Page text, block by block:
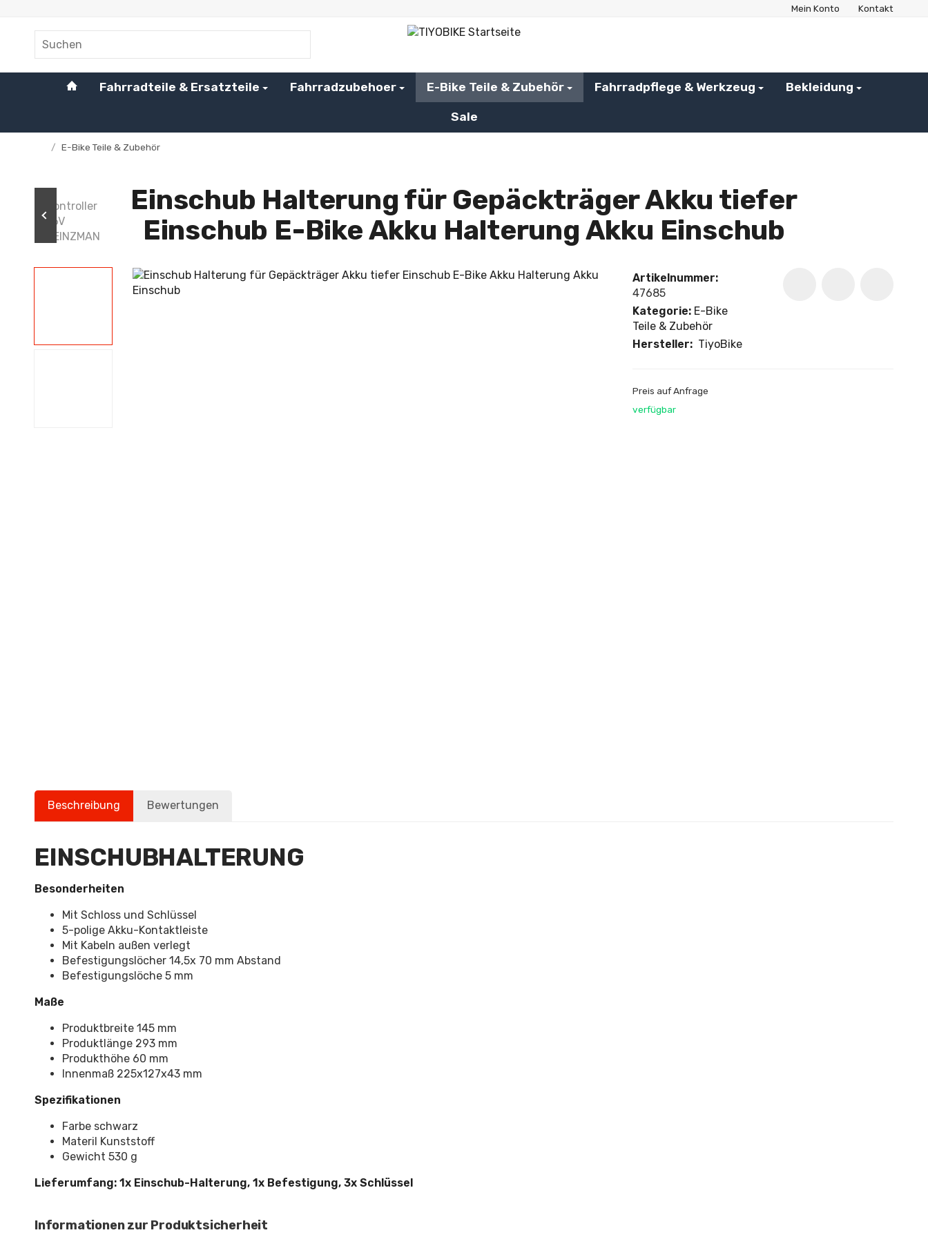
Mein Konto Kontakt
#custom.linkHome#
Fahrradteile & Ersatzteile Fahrradzubehoer E-Bike Teile & Zubehör Fahrradpflege & Werkzeug Bekleidung
Sale
/ E-Bike Teile & Zubehör
Einschub Halterung für Gepäckträger Akku tiefer
Einschub E-Bike Akku Halterung Akku Einschub
Artikelnummer:
47685
Kategorie: E-Bike
Teile & Zubehör
Hersteller: TiyoBike
Preis auf Anfrage
verfügbar
Beschreibung Bewertungen
EINSCHUBHALTERUNG
Besonderheiten
Mit Schloss und Schlüssel
5-polige Akku-Kontaktleiste
Mit Kabeln außen verlegt
Befestigungslöcher 14,5x 70 mm Abstand
Befestigungslöche 5 mm
Maße
Produktbreite 145 mm
Produktlänge 293 mm
Produkthöhe 60 mm
Innenmaß 225x127x43 mm
Spezifikationen
Farbe schwarz
Materil Kunststoff
Gewicht 530 g
Lieferumfang: 1x Einschub-Halterung, 1x Befestigung, 3x Schlüssel
Informationen zur Produktsicherheit